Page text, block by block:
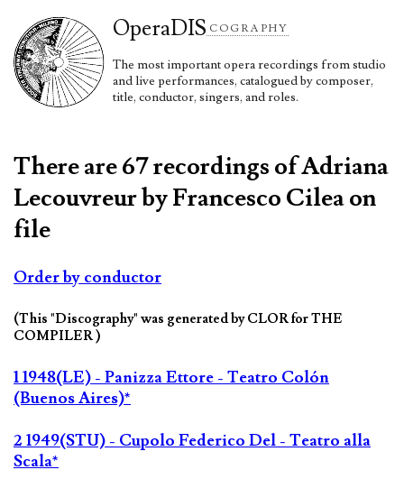
OperaDIS COGRAPHY
The most important opera recordings from studio
and live performances, catalogued by composer,
title, conductor, singers, and roles.
There are 67 recordings of Adriana
Lecouvreur by Francesco Cilea on
file
Order by conductor
(This "Discography" was generated by CLOR for THE
COMPILER )
1 1948(LE) - Panizza Ettore - Teatro Colón
(Buenos Aires)*
2 1949(STU) - Cupolo Federico Del - Teatro alla
Scala*